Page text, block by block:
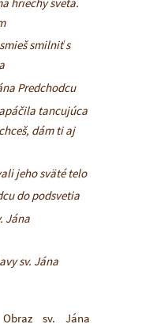
smilniť s
Predchodcu
tancujúca
dám ti aj
jeho sväté telo
do podsvetia
Jána
sv. Jána
sv. Jána